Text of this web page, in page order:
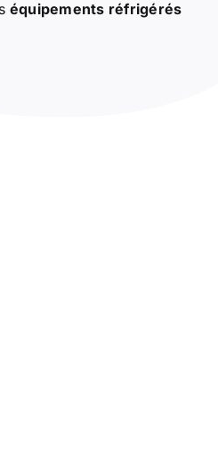
équipements réfrigérés